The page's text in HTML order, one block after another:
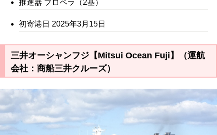
推進器 プロペラ（2基）
初寄港日 2025年3月15日
三井オーシャンフジ【Mitsui Ocean Fuji】（運航
会社：商船三井クルーズ）